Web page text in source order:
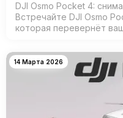
DJI Osmo Pocket 4:
Встречайте DJI Osmo
которая перевернёт
теперь проф…
14 Марта 2026